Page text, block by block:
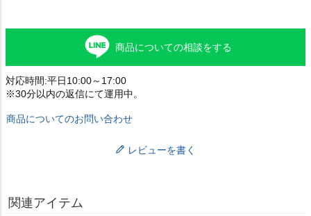
商品についての相談をする
対応時間:平日10:00～17:00
※30分以内の返信にて運用中。
商品についてのお問い合わせ
レビューを書く
関連アイテム